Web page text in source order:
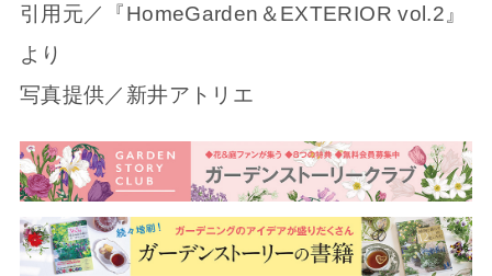
引用元／『HomeGarden＆EXTERIOR vol.2』
より
写真提供／新井アトリエ